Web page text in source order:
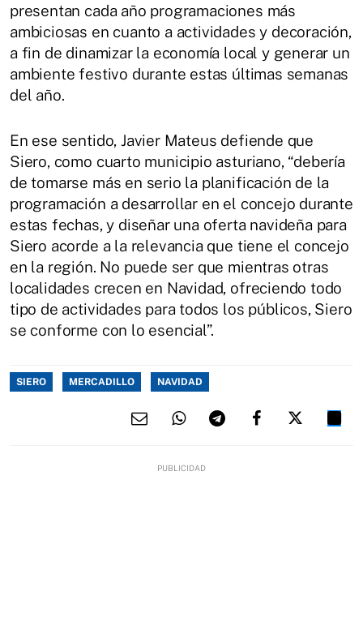
presentan cada año programaciones más
ambiciosas en cuanto a actividades y decoración,
a fin de dinamizar la economía local y generar un
ambiente festivo durante estas últimas semanas
del año.
En ese sentido, Javier Mateus defiende que
Siero, como cuarto municipio asturiano, “debería
de tomarse más en serio la planificación de la
programación a desarrollar en el concejo durante
estas fechas, y diseñar una oferta navideña para
Siero acorde a la relevancia que tiene el concejo
en la región. No puede ser que mientras otras
localidades crecen en Navidad, ofreciendo todo
tipo de actividades para todos los públicos, Siero
se conforme con lo esencial”.
SIERO MERCADILLO NAVIDAD